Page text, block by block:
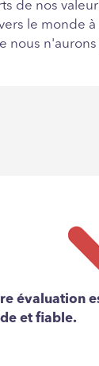
de nos
le monde
nous
évaluation
et fiable.